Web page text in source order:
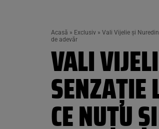
Acasă » Exclusiv » Vali Vijelie și
de adevăr
VALI
SENZAȚIE
CE NUȚU